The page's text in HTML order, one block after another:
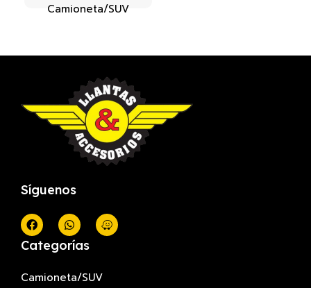
Camioneta/SUV
Síguenos
Categorías
Camioneta/SUV